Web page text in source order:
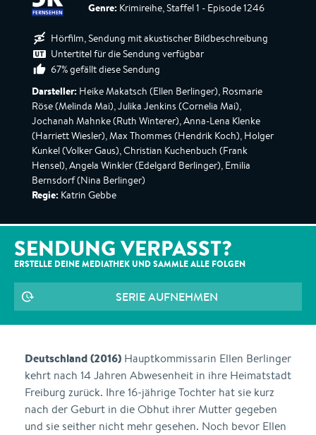
Genre: Krimireihe, Staffel 1 - Episode 1246
Hörfilm, Sendung mit akustischer Bildbeschreibung
Untertitel für die Sendung verfügbar
67% gefällt diese Sendung
Darsteller: Heike Makatsch (Ellen Berlinger), Rosmarie
Röse (Melinda Mai), Julika Jenkins (Cornelia Mai),
Jochanah Mahnke (Ruth Winterer), Anna-Lena Klenke
(Harriett Wiesler), Max Thommes (Hendrik Koch), Holger
Kunkel (Volker Gaus), Christian Kuchenbuch (Frank
Hensel), Angela Winkler (Edelgard Berlinger), Emilia
Bernsdorf (Nina Berlinger)
Regie: Katrin Gebbe
SENDUNG VERPASST?
ERSTELLE DEINE MEDIATHEK UND SAMMLE ALLE FOLGEN
SERIE AUFNEHMEN
Deutschland (2016) Hauptkommissarin Ellen Berlinger
kehrt nach 14 Jahren Abwesenheit in ihre Heimatstadt
Freiburg zurück. Ihre 16-jährige Tochter hat sie kurz
nach der Geburt in die Obhut ihrer Mutter gegeben
und sie seither nicht mehr gesehen. Noch bevor Ellen